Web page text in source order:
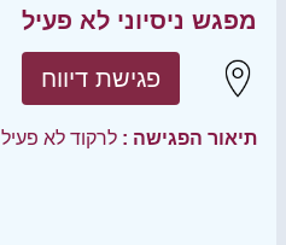
מפגש ניסיוני לא פעיל
פגישת דיווח
תיאור הפגישה : לרקוד לא פעיל